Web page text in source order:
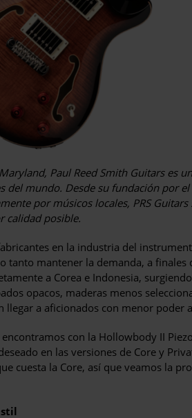
Paul Reed Smith Guitars es
del mundo. Desde su fundación por
por músicos locales, PRS
calidad posible.
en la industria del
tanto mantener la demanda, a finales
a Corea e Indonesia,
opacos, maderas menos
llegar a aficionados con menor poder
con la Hollowbody II
en las versiones de Core y
cuesta la Core, así que veamos la